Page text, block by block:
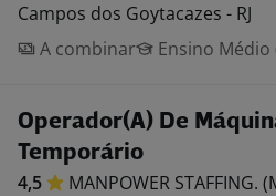
Campos dos Goytacazes - RJ
A combinar
Ensino Médio
Operador(A) De
Temporário
4,5 MANPOWER STAFFING.